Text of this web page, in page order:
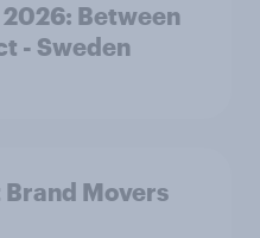
Between
- Sweden
Movers